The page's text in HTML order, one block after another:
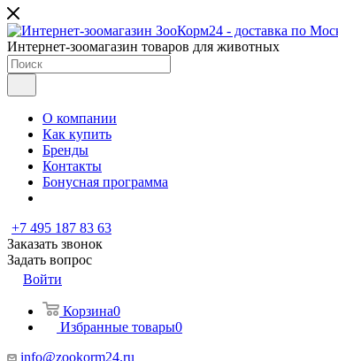
Интернет-зоомагазин товаров для животных
О компании
Как купить
Бренды
Контакты
Бонусная программа
+7 495 187 83 63
Заказать звонок
Задать вопрос
Войти
Корзина0
Избранные товары0
info@zookorm24.ru